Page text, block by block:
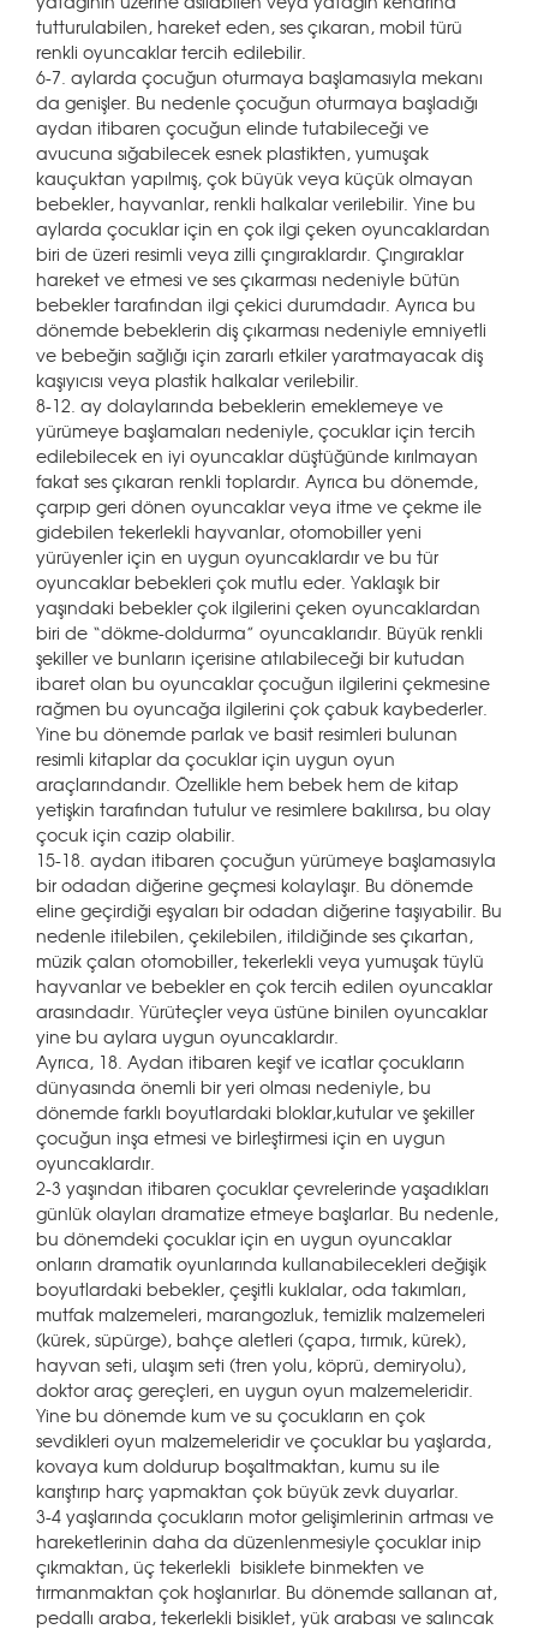
tutturulabilen, hareket eden, ses çıkaran, mobil türü
renkli oyuncaklar tercih edilebilir.
6-7. aylarda çocuğun oturmaya başlamasıyla mekanı
da genişler. Bu nedenle çocuğun oturmaya başladığı
aydan itibaren çocuğun elinde tutabileceği ve
avucuna sığabilecek esnek plastikten, yumuşak
kauçuktan yapılmış, çok büyük veya küçük olmayan
bebekler, hayvanlar, renkli halkalar verilebilir. Yine bu
aylarda çocuklar için en çok ilgi çeken oyuncaklardan
biri de üzeri resimli veya zilli çıngıraklardır. Çıngıraklar
hareket ve etmesi ve ses çıkarması nedeniyle bütün
bebekler tarafından ilgi çekici durumdadır. Ayrıca bu
dönemde bebeklerin diş çıkarması nedeniyle emniyetli
ve bebeğin sağlığı için zararlı etkiler yaratmayacak diş
kaşıyıcısı veya plastik halkalar verilebilir.
8-12. ay dolaylarında bebeklerin emeklemeye ve
yürümeye başlamaları nedeniyle, çocuklar için tercih
edilebilecek en iyi oyuncaklar düştüğünde kırılmayan
fakat ses çıkaran renkli toplardır. Ayrıca bu dönemde,
çarpıp geri dönen oyuncaklar veya itme ve çekme ile
gidebilen tekerlekli hayvanlar, otomobiller yeni
yürüyenler için en uygun oyuncaklardır ve bu tür
oyuncaklar bebekleri çok mutlu eder. Yaklaşık bir
yaşındaki bebekler çok ilgilerini çeken oyuncaklardan
biri de “dökme-doldurma” oyuncaklarıdır. Büyük renkli
şekiller ve bunların içerisine atılabileceği bir kutudan
ibaret olan bu oyuncaklar çocuğun ilgilerini çekmesine
rağmen bu oyuncağa ilgilerini çok çabuk kaybederler.
Yine bu dönemde parlak ve basit resimleri bulunan
resimli kitaplar da çocuklar için uygun oyun
araçlarındandır. Özellikle hem bebek hem de kitap
yetişkin tarafından tutulur ve resimlere bakılırsa, bu olay
çocuk için cazip olabilir.
15-18. aydan itibaren çocuğun yürümeye başlamasıyla
bir odadan diğerine geçmesi kolaylaşır. Bu dönemde
eline geçirdiği eşyaları bir odadan diğerine taşıyabilir. Bu
nedenle itilebilen, çekilebilen, itildiğinde ses çıkartan,
müzik çalan otomobiller, tekerlekli veya yumuşak tüylü
hayvanlar ve bebekler en çok tercih edilen oyuncaklar
arasındadır. Yürüteçler veya üstüne binilen oyuncaklar
yine bu aylara uygun oyuncaklardır.
Ayrıca, 18. Aydan itibaren keşif ve icatlar çocukların
dünyasında önemli bir yeri olması nedeniyle, bu
dönemde farklı boyutlardaki bloklar,kutular ve şekiller
çocuğun inşa etmesi ve birleştirmesi için en uygun
oyuncaklardır.
2-3 yaşından itibaren çocuklar çevrelerinde yaşadıkları
günlük olayları dramatize etmeye başlarlar. Bu nedenle,
bu dönemdeki çocuklar için en uygun oyuncaklar
onların dramatik oyunlarında kullanabilecekleri değişik
boyutlardaki bebekler, çeşitli kuklalar, oda takımları,
mutfak malzemeleri, marangozluk, temizlik malzemeleri
(kürek, süpürge), bahçe aletleri (çapa, tırmık, kürek),
hayvan seti, ulaşım seti (tren yolu, köprü, demiryolu),
doktor araç gereçleri, en uygun oyun malzemeleridir.
Yine bu dönemde kum ve su çocukların en çok
sevdikleri oyun malzemeleridir ve çocuklar bu yaşlarda,
kovaya kum doldurup boşaltmaktan, kumu su ile
karıştırıp harç yapmaktan çok büyük zevk duyarlar.
3-4 yaşlarında çocukların motor gelişimlerinin artması ve
hareketlerinin daha da düzenlenmesiyle çocuklar inip
çıkmaktan, üç tekerlekli bisiklete binmekten ve
tırmanmaktan çok hoşlanırlar. Bu dönemde sallanan at,
pedallı araba, tekerlekli bisiklet, yük arabası ve salıncak